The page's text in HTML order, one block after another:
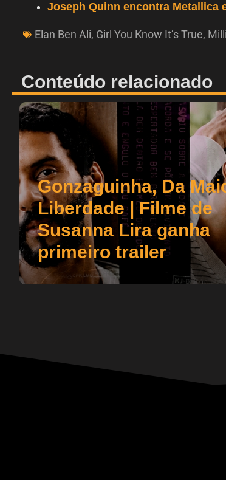
Joseph Quinn encontra Metallica
Elan Ben Ali, Girl You Know It’s True,
Conteúdo relacionado
Gonzaguinha, Da
Liberdade | Filme de
Susanna Lira ganha
primeiro trailer